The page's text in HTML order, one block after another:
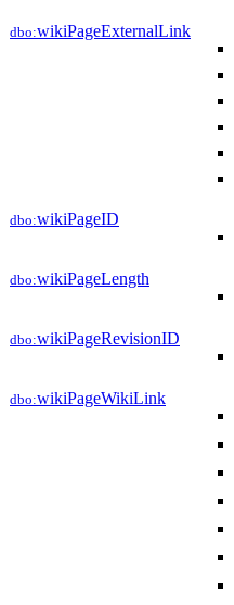
dbo:wikiPageExternalLink
dbo:wikiPageID
dbo:wikiPageLength
dbo:wikiPageRevisionID
dbo:wikiPageWikiLink